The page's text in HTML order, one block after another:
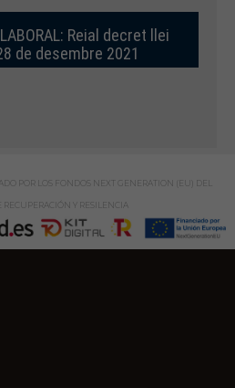
LABORAL: Reial decret llei
de desembre 2021
POR LOS FONDOS NEXT GENERATION (EU) DEL
Y RESILENCIA